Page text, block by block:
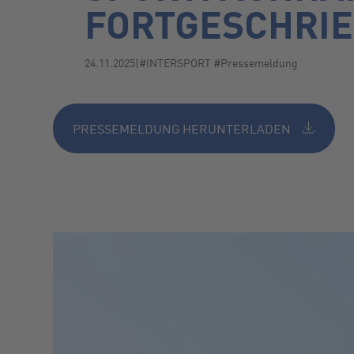
24.11.2025|#INTERSPORT #Pressemeldung
PRESSEMELDUNG HERUNTERLADEN